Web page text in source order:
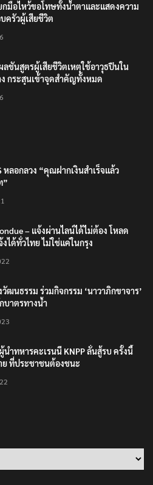
กมือไหว้ขอโทษทั้งน้ำตาและแสดงความ
ครัวผู้เสียชีวิต
ลชันสูตรผู้เสียชีวิตเหตุใช้อาวุธปืนใน
ง กระสุนเข้าจุดสำคัญทั้งหมด
หลอกลวง “คุณฝากเงินสำเร็จแล้ว
”
– แจ้งผ่านไลน์ได้ไม่ต้อง โหลด
ได้ทั่วไทย ไม่ใช่แค่ในกรุง
ฒนธรรม ร่วมกิจกรรม ‘นาวาภิกขาจาร’
บาตรทางน้ำ
นำทหารคะเรนนี KNPP ลั่นสู้รบ ครั้งนี้
ย ที่ประชาชนต้องชนะ